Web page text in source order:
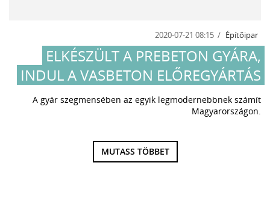
2020-07-21 08:15 Építőipar
ELKÉSZÜLT A PREBETON GYÁRA,
INDUL A VASBETON ELŐREGYÁRTÁS
A gyár szegmensében az egyik legmodernebbnek számít
Magyarországon.
MUTASS TÖBBET